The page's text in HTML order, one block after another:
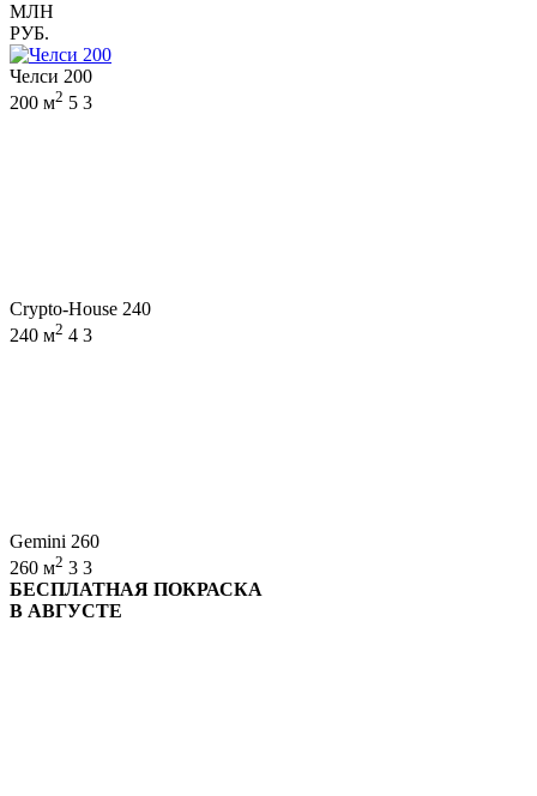
МЛН
РУБ.
Челси 200
200 м2 5 3
Crypto-House 240
240 м2 4 3
Gemini 260
260 м2 3 3
БЕСПЛАТНАЯ ПОКРАСКА
В АВГУСТЕ